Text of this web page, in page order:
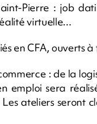
Pierre : job
virtuelle...
en CFA, ouverts à
: de la
emploi sera
ateliers seront